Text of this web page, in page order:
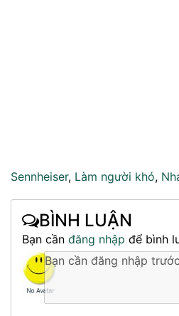
Sennheiser, Làm người khó,
BÌNH LUẬN
Bạn cần đăng nhập để bình